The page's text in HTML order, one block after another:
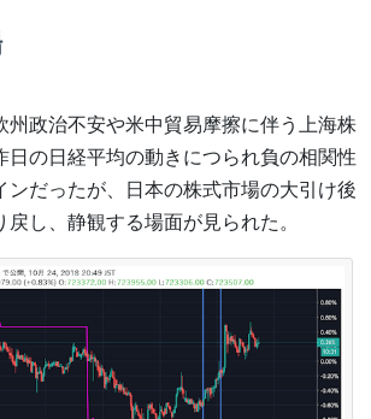
州政治不安や米中貿易摩擦に伴う上海株
日の日経平均の動きにつられ負の相関性
ンだったが、日本の株式市場の大引け後
し、静観する場面が見られた。